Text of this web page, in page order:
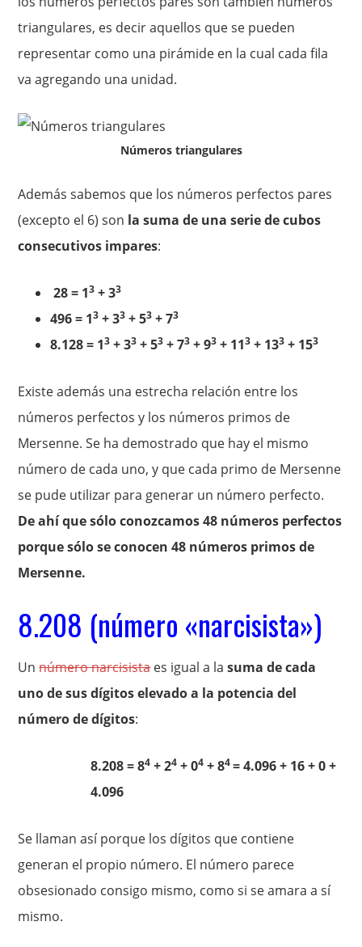
triangulares, es decir aquellos que se pueden
representar como una pirámide en la cual cada fila
va agregando una unidad.
Números triangulares
Además sabemos que los números perfectos pares
(excepto el 6) son la suma de una serie de cubos
consecutivos impares:
28 = 13 + 33
496 = 13 + 33 + 53 + 73
8.128 = 13 + 33 + 53 + 73 + 93 + 113 + 133 + 153
Existe además una estrecha relación entre los
números perfectos y los números primos de
Mersenne. Se ha demostrado que hay el mismo
número de cada uno, y que cada primo de Mersenne
se pude utilizar para generar un número perfecto.
De ahí que sólo conozcamos 48 números perfectos
porque sólo se conocen 48 números primos de
Mersenne.
8.208 (número «narcisista»)
Unnúmero narcisistaes igual a lasuma de cada
uno de sus dígitos elevado a la potencia del
número de dígitos:
8.208 = 84 + 24 + 04 + 84= 4.096 + 16 + 0 +
4.096
Se llaman así porque los dígitos que contiene
generan el propio número. El número parece
obsesionado consigo mismo, como si se amara a sí
mismo.